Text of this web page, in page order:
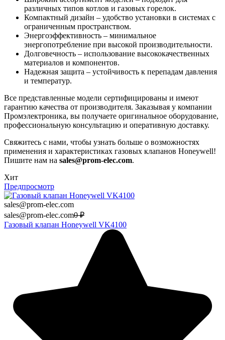
различных типов котлов и газовых горелок.
Компактный дизайн – удобство установки в системах с
ограниченным пространством.
Энергоэффективность – минимальное
энергопотребление при высокой производительности.
Долговечность – использование высококачественных
материалов и компонентов.
Надежная защита – устойчивость к перепадам давления
и температур.
Все представленные модели сертифицированы и имеют
гарантию качества от производителя. Заказывая у компании
Промэлектроника, вы получаете оригинальное оборудование,
профессиональную консультацию и оперативную доставку.
Свяжитесь с нами, чтобы узнать больше о возможностях
применения и характеристиках газовых клапанов Honeywell!
Пишите нам на sales@prom-elec.com.
Хит
Предпросмотр
sales@prom-elec.com
sales@prom-elec.com0 ₽
Газовый клапан Honeywell VK4100